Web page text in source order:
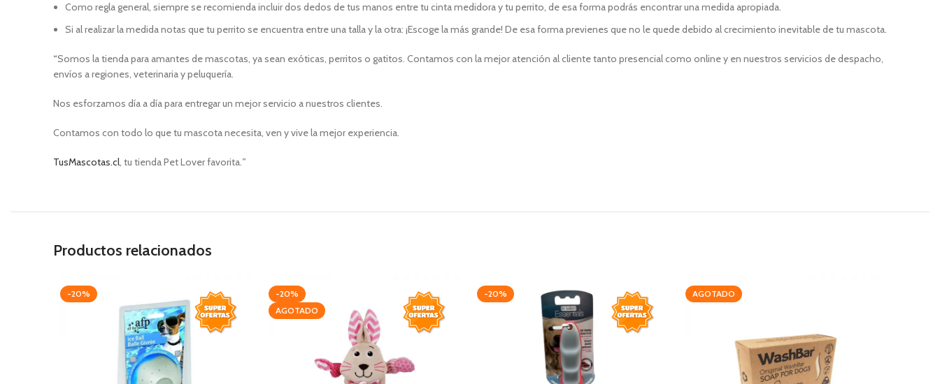
Como regla general, siempre se recomienda incluir dos dedos de tus manos entre tu cinta medidora y tu perrito, de esa forma podrás encontrar una medida apropiada.
Si al realizar la medida notas que tu perrito se encuentra entre una talla y la otra: ¡Escoge la más grande! De esa forma previenes que no le quede debido al crecimiento inevitable de tu mascota.
“Somos la tienda para amantes de mascotas, ya sean exóticas, perritos o gatitos. Contamos con la mejor atención al cliente tanto presencial como online y en nuestros servicios de despacho,
envíos a regiones, veterinaria y peluquería.
Nos esforzamos día a día para entregar un mejor servicio a nuestros clientes.
Contamos con todo lo que tu mascota necesita, ven y vive la mejor experiencia.
TusMascotas.cl, tu tienda Pet Lover favorita.”
Productos relacionados
-20%
-20%
AGOTADO
-20% AGOTADO